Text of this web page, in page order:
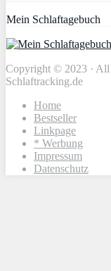
Mein Schlaftagebuch
Copyright © 2023 · All
Schlaftracking.de
Home
Bestseller
Linkpage
* Werbung
Impressum
Datenschutz